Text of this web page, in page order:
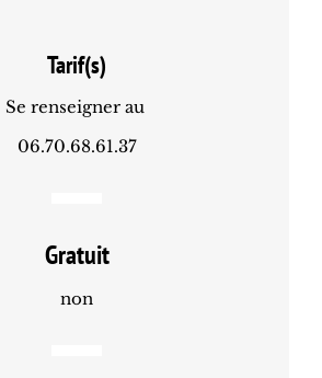
Tarif(s)
Se renseigner au
06.70.68.61.37
Gratuit
non